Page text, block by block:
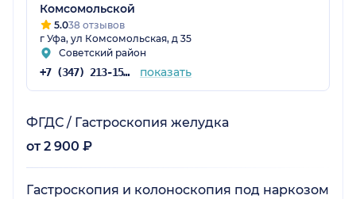
Комсомольской
5.038 отзывов
г Уфа, ул Комсомольская, д 35
Советский район
+7 (347) 213-15-78 показать
ФГДС / Гастроскопия желудка
от 2 900 ₽
Гастроскопия и колоноскопия под наркозом